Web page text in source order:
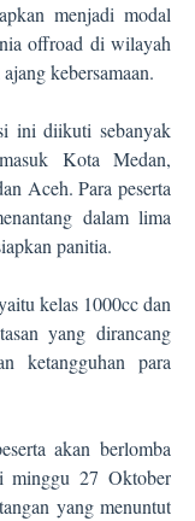
menjadi modal
offroad di wilayah
kebersamaan.
ini diikuti sebanyak
Kota Medan,
Aceh. Para peserta
dalam lima
panitia.
kelas 1000cc dan
yang dirancang
ketangguhan para
akan berlomba
minggu 27 Oktober
yang menuntut